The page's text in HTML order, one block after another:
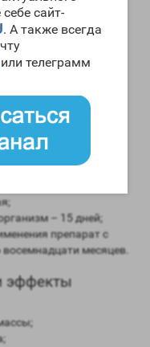
сайт-
. А также всегда
или телеграмм
Zhengzhou
MIX
процентов в
в сравнении с
в женские гормоны
– 15 дней;
препарат с
месяцев.
эффекты